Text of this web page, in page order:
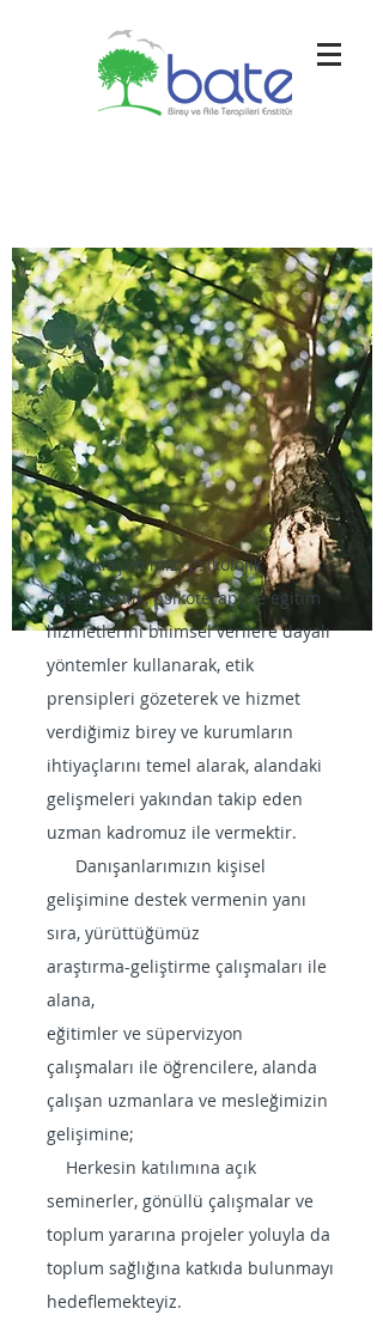
Yaklaşımımız; psikolojik
danışmanlık, psikoterapi ve eğitim
hizmetlerini bilimsel verilere dayalı
yöntemler kullanarak, etik
prensipleri gözeterek ve hizmet
verdiğimiz birey ve kurumların
ihtiyaçlarını temel alarak, alandaki
gelişmeleri yakından takip eden
uzman kadromuz ile vermektir.
Danışanlarımızın kişisel
gelişimine destek vermenin yanı
sıra, yürüttüğümüz
araştırma-geliştirme çalışmaları ile
alana,
eğitimler ve süpervizyon
çalışmaları ile öğrencilere, alanda
çalışan uzmanlara ve mesleğimizin
gelişimine;
Herkesin katılımına açık
seminerler, gönüllü çalışmalar ve
toplum yararına projeler yoluyla da
toplum sağlığına katkıda bulunmayı
hedeflemekteyiz.